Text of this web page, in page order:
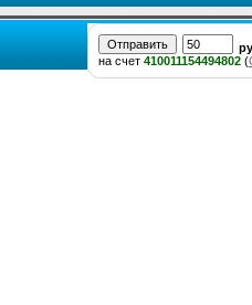
на счет 410011154494802 (